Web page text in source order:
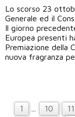
Lo scorso 23
Generale ed il
Il giorno
Europea presenti
Premiazione della
nuova fragranza
1 10 11